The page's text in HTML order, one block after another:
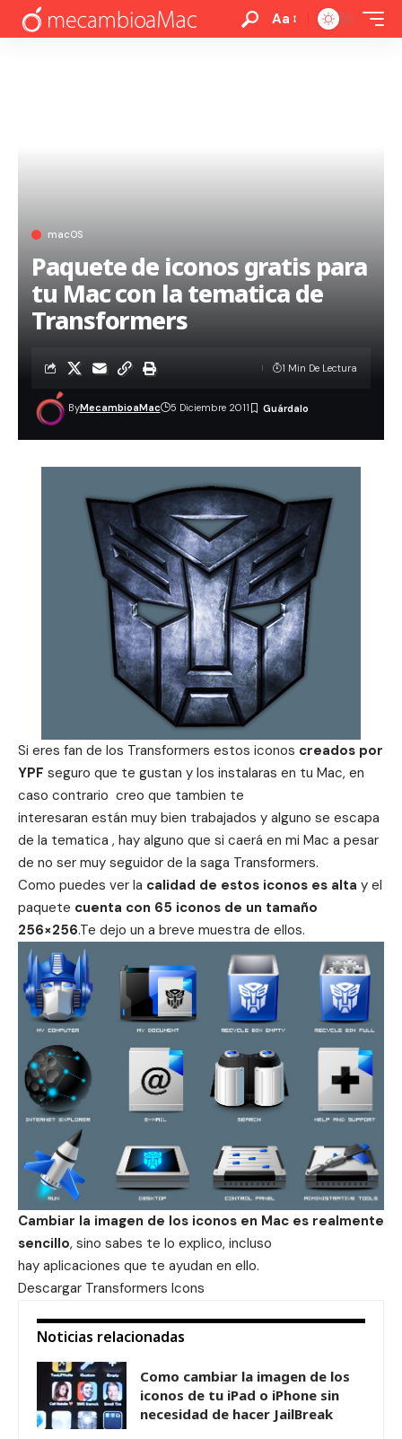
Aa
macOS
Paquete de iconos gratis para
tu Mac con la tematica de
Transformers
ByMecambioaMac 5 Diciembre 2011
1 Min De Lectura
Si eres fan de los Transformers estos iconos creados por
YPF seguro que te gustan y los instalaras en tu Mac, en
caso contrario creo que tambien te
interesaran están muy bien trabajados y alguno se escapa
de la tematica , hay alguno que si caerá en mi Mac a pesar
de no ser muy seguidor de la saga Transformers.
Como puedes ver la calidad de estos iconos es alta y el
paquete cuenta con 65 iconos de un tamaño
256×256.Te dejo un a breve muestra de ellos.
Cambiar la imagen de los iconos en Mac es realmente
sencillo, sino sabes te lo explico, incluso
hay aplicaciones que te ayudan en ello.
Descargar Transformers Icons
Noticias relacionadas
Como cambiar la imagen de los
iconos de tu iPad o iPhone sin
necesidad de hacer JailBreak